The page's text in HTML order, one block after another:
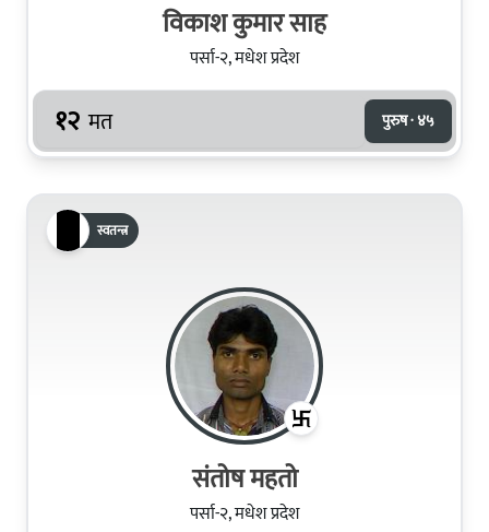
विकाश कुमार साह
पर्सा-२, मधेश प्रदेश
१२ मत पुरुष · ४५
स्वतन्त्र
संतोष महतो
पर्सा-२, मधेश प्रदेश